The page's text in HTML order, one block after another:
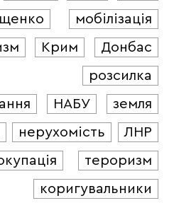
мобілізація
Крим
Донбас
розсилка
НАБУ
земля
нерухомість
ЛНР
тероризм
коригувальники